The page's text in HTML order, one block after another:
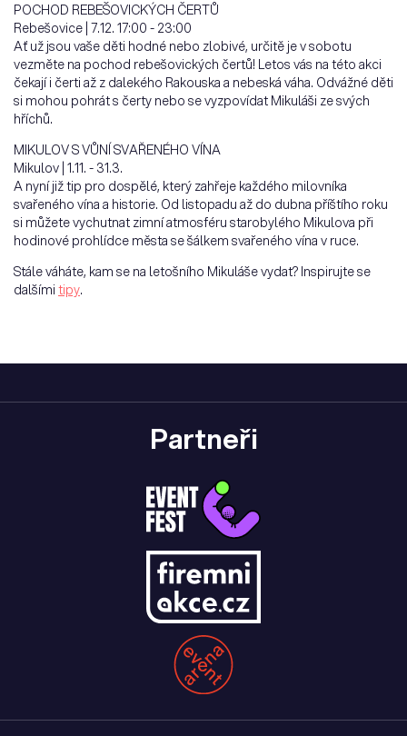
POCHOD REBEŠOVICKÝCH ČERTŮ
Rebešovice | 7.12. 17:00 - 23:00
Ať už jsou vaše děti hodné nebo zlobivé, určitě je v sobotu
vezměte na pochod rebešovických čertů! Letos vás na této akci
čekají i čerti až z dalekého Rakouska a nebeská váha. Odvážné děti
si mohou pohrát s čerty nebo se vyzpovídat Mikuláši ze svých
hříchů.
MIKULOV S VŮNÍ SVAŘENÉHO VÍNA
Mikulov | 1.11. - 31.3.
A nyní již tip pro dospělé, který zahřeje každého milovníka
svařeného vína a historie. Od listopadu až do dubna příštího roku
si můžete vychutnat zimní atmosféru starobylého Mikulova při
hodinové prohlídce města se šálkem svařeného vína v ruce.
Stále váháte, kam se na letošního Mikuláše vydat? Inspirujte se
dalšími tipy.
Partneři